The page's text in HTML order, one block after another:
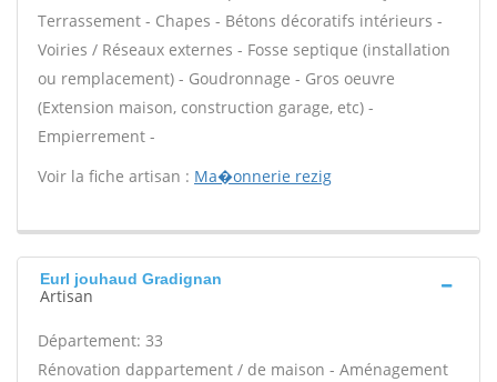
Terrassement - Chapes - Bétons décoratifs intérieurs -
Voiries / Réseaux externes - Fosse septique (installation
ou remplacement) - Goudronnage - Gros oeuvre
(Extension maison, construction garage, etc) -
Empierrement -
Voir la fiche artisan : Ma�onnerie rezig
Eurl jouhaud Gradignan
Artisan
Département: 33
Rénovation dappartement / de maison - Aménagement